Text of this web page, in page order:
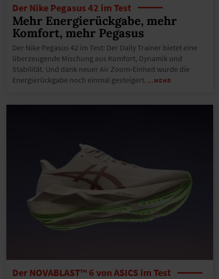
Der Nike Pegasus 42 im Test
Mehr Energierückgabe, mehr
Komfort, mehr Pegasus
Der Nike Pegasus 42 im Test: Der Daily Trainer bietet eine
überzeugende Mischung aus Komfort, Dynamik und
Stabilität. Und dank neuer Air Zoom-Einheit wurde die
Energierückgabe noch einmal gesteigert. …MEHR
Der NOVABLAST™ 6 von ASICS im Test